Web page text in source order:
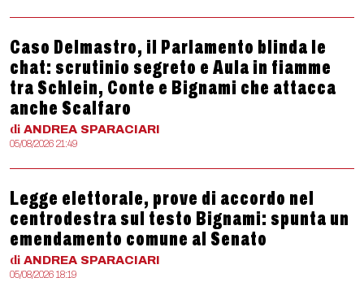
Caso Delmastro, il Parlamento blinda le
chat: scrutinio segreto e Aula in fiamme
tra Schlein, Conte e Bignami che attacca
anche Scalfaro
di ANDREA SPARACIARI
05/08/2026 21:49
Legge elettorale, prove di accordo nel
centrodestra sul testo Bignami: spunta un
emendamento comune al Senato
di ANDREA SPARACIARI
05/08/2026 18:19